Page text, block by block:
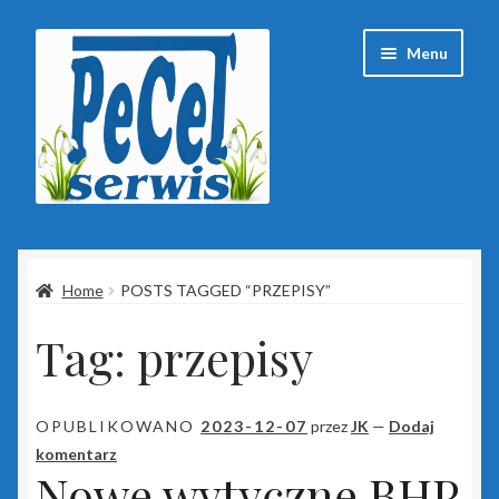
Przejdź
nawigacji
Przejdź
treści
Menu
Baza wiedzy
Client Portal
Insert
Home POSTS TAGGED “PRZEPISY”
Tag: przepisy
OPUBLIKOWANO 2023-12-07 przezJK — Dodaj
komentarz